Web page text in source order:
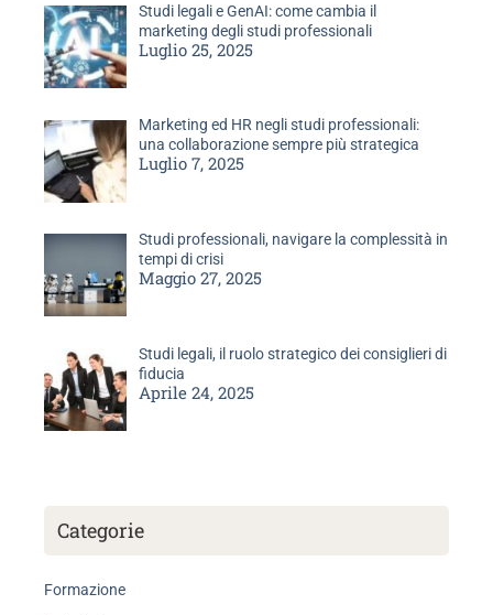
Studi legali e GenAI: come cambia il
marketing degli studi professionali
Luglio 25, 2025
Marketing ed HR negli studi professionali:
una collaborazione sempre più strategica
Luglio 7, 2025
Studi professionali, navigare la complessità in
tempi di crisi
Maggio 27, 2025
Studi legali, il ruolo strategico dei consiglieri di
fiducia
Aprile 24, 2025
Categorie
Formazione